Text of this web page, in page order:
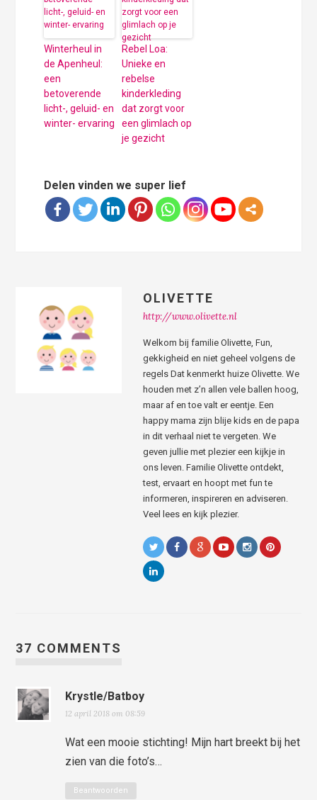
Winterheul in
de Apenheul:
een
betoverende
licht-, geluid- en
winter- ervaring
Rebel Loa:
Unieke en
rebelse
kinderkleding
dat zorgt voor
een glimlach op
je gezicht
Delen vinden we super lief
OLIVETTE
http://www.olivette.nl
Welkom bij familie Olivette, Fun,
gekkigheid en niet geheel volgens de
regels Dat kenmerkt huize Olivette. We
houden met z’n allen vele ballen hoog,
maar af en toe valt er eentje. Een
happy mama zijn blije kids en de papa
in dit verhaal niet te vergeten. We
geven jullie met plezier een kijkje in
ons leven. Familie Olivette ontdekt,
test, ervaart en hoopt met fun te
informeren, inspireren en adviseren.
Veel lees en kijk plezier.
37 COMMENTS
Krystle/Batboy
12 april 2018 om 08:59
Wat een mooie stichting! Mijn hart breekt bij het
zien van die foto’s…
Beantwoorden